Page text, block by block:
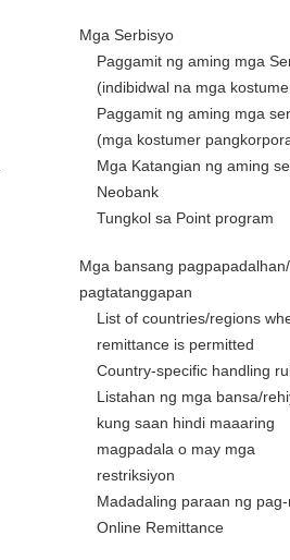
Mga Serbisyo
Paggamit ng aming mga
(indibidwal na mga
Paggamit ng aming mga
(mga kostumer
Mga Katangian ng aming
Neobank
Tungkol sa Point program
Mga bansang pagpapadalhan/
pagtatanggapan
List of countries/regions
remittance is permitted
Country-specific handling
Listahan ng mga bansa/
kung saan hindi maaaring
magpadala o may mga
restriksiyon
Madadaling paraan ng
Online Remittance